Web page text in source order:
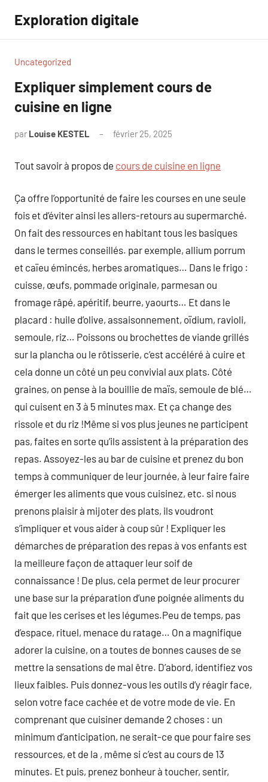
contenu
Exploration digitale
Uncategorized
Expliquer simplement cours de
cuisine en ligne
par Louise KESTEL février 25, 2025
Tout savoir à propos de cours de cuisine en ligne
Ça offre l’opportunité de faire les courses en une seule
fois et d’éviter ainsi les allers-retours au supermarché.
On fait des ressources en habitant tous les basiques
dans le termes conseillés. par exemple, allium porrum
et caïeu émincés, herbes aromatiques… Dans le frigo :
cuisse, œufs, pommade originale, parmesan ou
fromage râpé, apéritif, beurre, yaourts… Et dans le
placard : huile d’olive, assaisonnement, oïdium, ravioli,
semoule, riz… Poissons ou brochettes de viande grillés
sur la plancha ou le rôtisserie, c’est accéléré à cuire et
cela donne un côté un peu convivial aux plats. Côté
graines, on pense à la bouillie de maïs, semoule de blé…
qui cuisent en 3 à 5 minutes max. Et ça change des
rissole et du riz !Même si vos plus jeunes ne participent
pas, faites en sorte qu’ils assistent à la préparation des
repas. Assoyez-les au bar de cuisine et prenez du bon
temps à communiquer de leur journée, à leur faire faire
émerger les aliments que vous cuisinez, etc. si nous
prenons plaisir à mijoter des plats, ils voudront
s’impliquer et vous aider à coup sûr ! Expliquer les
démarches de préparation des repas à vos enfants est
la meilleure façon de attaquer leur soif de
connaissance ! De plus, cela permet de leur procurer
une base sur la préparation d’une poignée aliments du
fait que les cerises et les légumes.Peu de temps, pas
d’espace, rituel, menace du ratage… On a magnifique
adorer la cuisine, on a toutes de bonnes causes de se
mettre la sensations de mal être. D’abord, identifiez vos
lieux faibles. Puis donnez-vous les outils d’y réagir face,
selon votre face cachée et de votre mode de vie. En
comprenant que cuisiner demande 2 choses : un
minimum d’anticipation, ne serait-ce que pour faire ses
ressources, et de la , même si c’est au cours de 13
minutes. Et puis, prenez bonheur à toucher, sentir,